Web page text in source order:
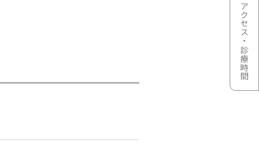
アクセス・診療時間